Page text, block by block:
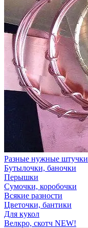
Разные нужные штучки
Бутылочки, баночки
Перышки
Сумочки, коробочки
Всякие разности
Цветочки, бантики
Для кукол
Велкро, скотч NEW!